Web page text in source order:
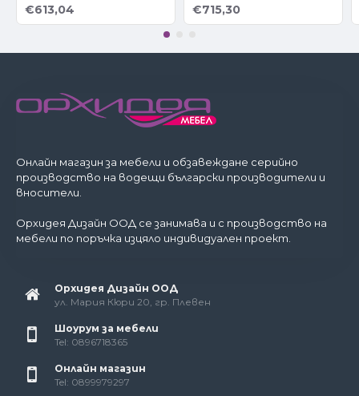
€613,04
€715,30
Онлайн магазин за мебели и обзавеждане серийно
производство на водещи български производители и
вносители.
Орхидея Дизайн ООД се занимава и с производство на
мебели по поръчка изцяло индивидуален проект.
Орхидея Дизайн ООД
ул. Мария Кюри 20, гр. Плевен
Шоурум за мебели
Tel: 0896718365
Онлайн магазин
Tel: 0899979297